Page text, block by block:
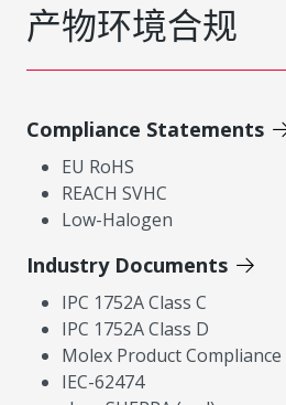
产物环境合规
Compliance Statements
EU RoHS
REACH SVHC
Low-Halogen
Industry Documents
IPC 1752A Class C
IPC 1752A Class D
Molex Product
IEC-62474